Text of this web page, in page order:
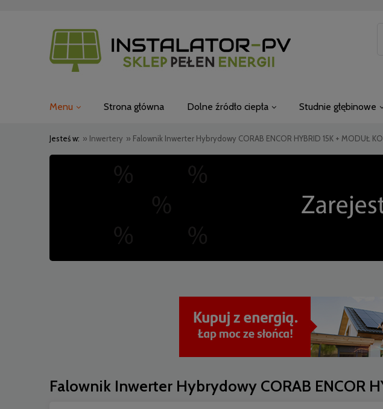
Menu Strona główna Dolne źródło ciepła Studnie głębinowe
Jesteś w: » Inwertery » Falownik Inwerter Hybrydowy CORAB ENCOR HYBRID 15K + MODUŁ
Falownik Inwerter Hybrydowy CORAB ENCOR